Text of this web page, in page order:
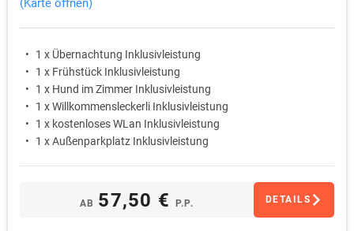
(Karte öffnen)
1 x Übernachtung Inklusivleistung
1 x Frühstück Inklusivleistung
1 x Hund im Zimmer Inklusivleistung
1 x Willkommensleckerli Inklusivleistung
1 x kostenloses WLan Inklusivleistung
1 x Außenparkplatz Inklusivleistung
AB 57,50 € P.P. DETAILS